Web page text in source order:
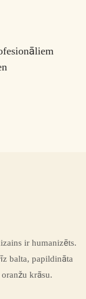
ir humanizēts.
balta, papildināta
krāsu.